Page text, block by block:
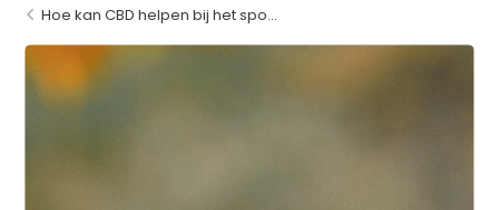
Hoe kan CBD helpen bij het spo...